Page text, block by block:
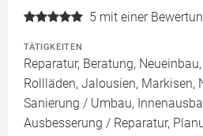
5 mit einer
TÄTIGKEITEN
Reparatur, Beratung,
Rollläden, Jalousien, Markisen,
Sanierung / Umbau,
Ausbesserung / Reparatur,